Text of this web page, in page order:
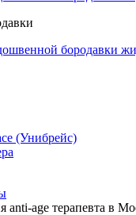
бородавки
(Унибрейс)
anti-age терапевта в